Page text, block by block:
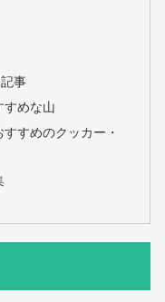
事
すめな山
すめのクッカー・